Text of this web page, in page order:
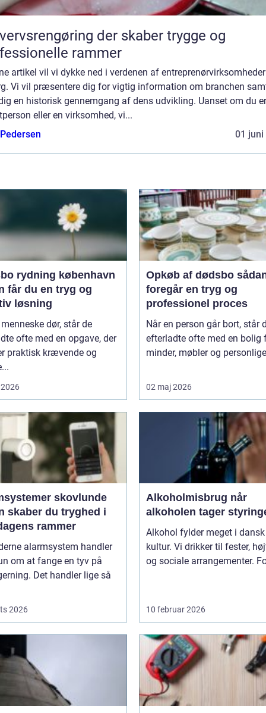
der skaber trygge og
rammer
artikel vil vi dykke ned i verdenen af
Vi vil præsentere dig for vigtig information om branchen
en historisk gennemgang af dens udvikling. Uanset om du
eller en virksomhed, vi...
01 juni
rydning københavn
får du en tryg og
løsning
dør, står de
ofte med en opgave, der
praktisk krævende og
Opkøb af dødsbo sådan
foregår en tryg og
professionel proces
Når en person går bort, står
efterladte ofte med en bolig
minder, møbler og
02 maj 2026
skovlunde
skaber du tryghed i
rammer
alarmsystem handler
om at fange en tyv på
Det handler lige så
2026
Alkoholmisbrug når
alkoholen tager
Alkohol fylder meget i dansk
kultur. Vi drikker til fester,
og sociale arrangementer.
10 februar 2026